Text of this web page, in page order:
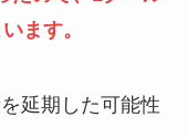
ます。
延期した可能性